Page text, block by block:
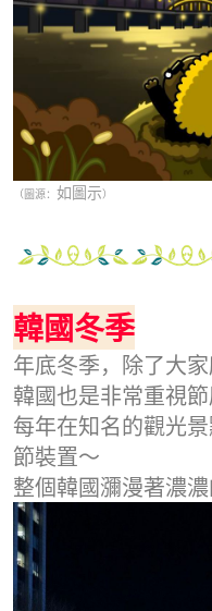
（圖源： 如圖示）
韓國冬季
年底冬季，除了大
韓國也是非常重視節
每年在知名的觀光
節裝置～
整個韓國瀰漫著濃